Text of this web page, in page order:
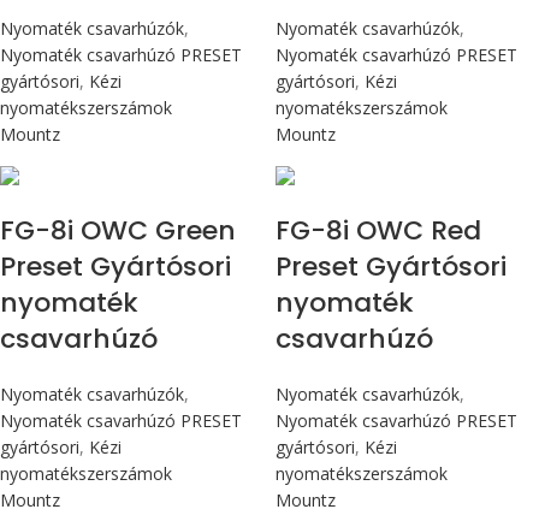
Nyomaték csavarhúzók,
Nyomaték csavarhúzó PRESET
gyártósori, Kézi
nyomatékszerszámok
Mountz
Nyomaték csavarhúzók,
Nyomaték csavarhúzó PRESET
gyártósori, Kézi
nyomatékszerszámok
Mountz
FG-8i OWC Green
Preset Gyártósori
nyomaték
csavarhúzó
Nyomaték csavarhúzók,
Nyomaték csavarhúzó PRESET
gyártósori, Kézi
nyomatékszerszámok
Mountz
FG-8i OWC Red
Preset Gyártósori
nyomaték
csavarhúzó
Nyomaték csavarhúzók,
Nyomaték csavarhúzó PRESET
gyártósori, Kézi
nyomatékszerszámok
Mountz